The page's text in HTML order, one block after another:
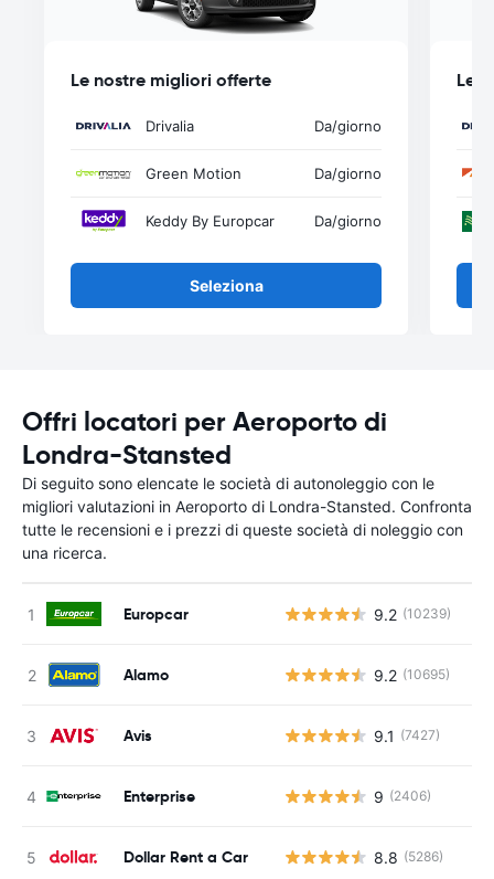
Le nostre migliori offerte
Drivalia Da/giorno
Green Motion Da/giorno
Keddy By Europcar Da/giorno
Seleziona
Le
Offri locatori per Aeroporto di
Londra-Stansted
Di seguito sono elencate le società di autonoleggio con le
migliori valutazioni in Aeroporto di Londra-Stansted. Confronta
tutte le recensioni e i prezzi di queste società di noleggio con
una ricerca.
Europcar 9.2 (10239)
Alamo 9.2 (10695)
Avis 9.1 (7427)
Enterprise 9 (2406)
Dollar Rent a Car 8.8 (5286)